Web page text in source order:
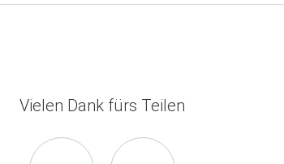
Vielen Dank fürs Teilen